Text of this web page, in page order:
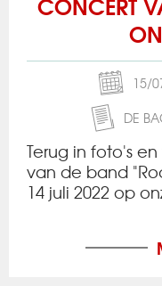
15/
DE
Terug in foto's
van de band
14 juli 2022 op